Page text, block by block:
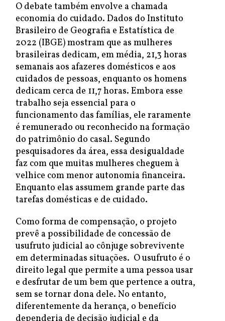
O debate também envolve a chamada
economia do cuidado. Dados do Instituto
Brasileiro de Geografia e Estatística de
2022 (IBGE) mostram que as mulheres
brasileiras dedicam, em média, 21,3 horas
semanais aos afazeres domésticos e aos
cuidados de pessoas, enquanto os homens
dedicam cerca de 11,7 horas. Embora esse
trabalho seja essencial para o
funcionamento das famílias, ele raramente
é remunerado ou reconhecido na formação
do patrimônio do casal. Segundo
pesquisadores da área, essa desigualdade
faz com que muitas mulheres cheguem à
velhice com menor autonomia financeira.
Enquanto elas assumem grande parte das
tarefas domésticas e de cuidado.
Como forma de compensação, o projeto
prevê a possibilidade de concessão de
usufruto judicial ao cônjuge sobrevivente
em determinadas situações. O usufruto é o
direito legal que permite a uma pessoa usar
e desfrutar de um bem que pertence a outra,
sem se tornar dona dele. No entanto,
diferentemente da herança, o benefício